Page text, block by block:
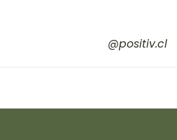
@positiv.cl